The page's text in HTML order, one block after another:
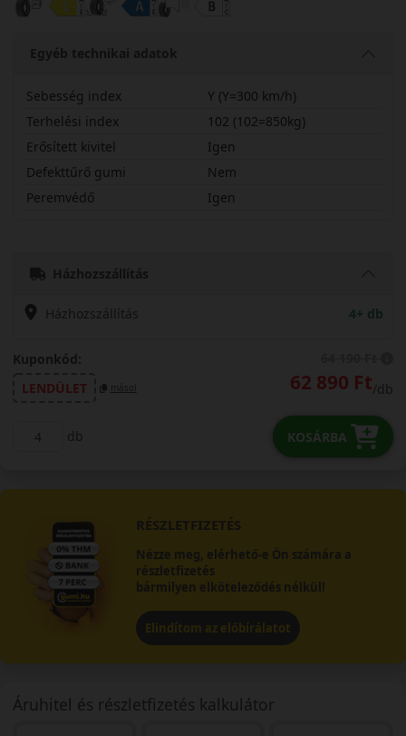
Egyéb technikai adatok
Sebesség index
Y (Y=300 km/h)
Terhelési index
102 (102=850kg)
Erősített kivitel
Igen
Defekttűrő gumi
Nem
Peremvédő
Igen
Házhozszállítás
Házhozszállítás 4+ db
Kuponkód:
LENDÜLET
másol 62 890 Ft/db
db KOSÁRBA
RÉSZLETFIZETÉS
Nézze meg, elérhető-e Ön számára a
részletfizetés
bármilyen elköteleződés nélkül!
Elindítom az előbírálatot
Áruhitel és részletfizetés kalkulátor